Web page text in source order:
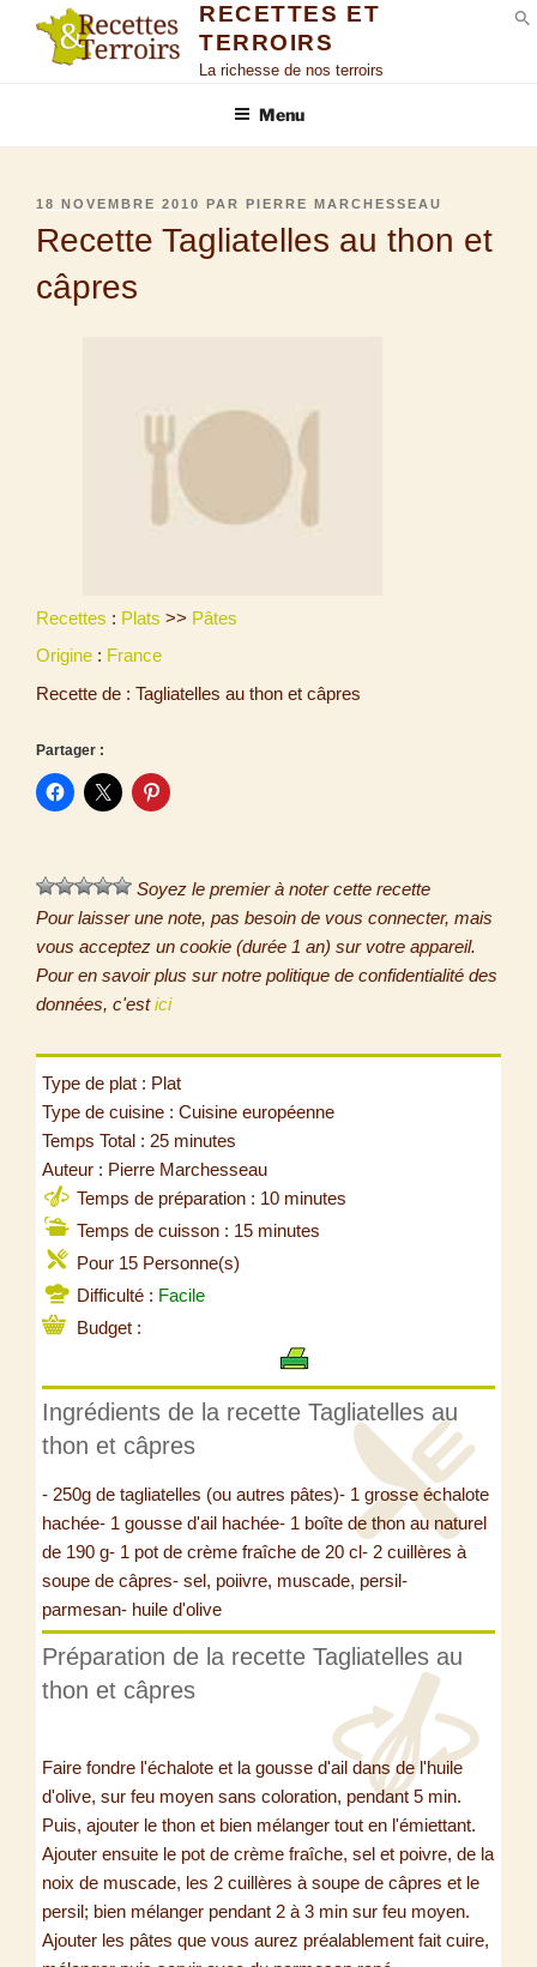
RECETTES ET
TERROIRS
La richesse de nos terroirs
Menu
18 NOVEMBRE 2010 PAR PIERRE MARCHESSEAU
Recette Tagliatelles au thon et
câpres
Recettes : Plats >> Pâtes
Origine : France
Recette de : Tagliatelles au thon et câpres
Partager :
Soyez le premier à noter cette recette
Pour laisser une note, pas besoin de vous connecter, mais
vous acceptez un cookie (durée 1 an) sur votre appareil.
Pour en savoir plus sur notre politique de confidentialité des
données, c'estici
Type de plat : Plat
Type de cuisine : Cuisine européenne
Temps Total : 25 minutes
Auteur : Pierre Marchesseau
Temps de préparation : 10 minutes
Temps de cuisson : 15 minutes
Pour 15 Personne(s)
Difficulté : Facile
Budget :
Ingrédients de la recette Tagliatelles au
thon et câpres
- 250g de tagliatelles (ou autres pâtes)- 1 grosse échalote
hachée- 1 gousse d'ail hachée- 1 boîte de thon au naturel
de 190 g- 1 pot de crème fraîche de 20 cl- 2 cuillères à
soupe de câpres- sel, poiivre, muscade, persil-
parmesan- huile d'olive
Préparation de la recette Tagliatelles au
thon et câpres
Faire fondre l'échalote et la gousse d'ail dans de l'huile
d'olive, sur feu moyen sans coloration, pendant 5 min.
Puis, ajouter le thon et bien mélanger tout en l'émiettant.
Ajouter ensuite le pot de crème fraîche, sel et poivre, de la
noix de muscade, les 2 cuillères à soupe de câpres et le
persil; bien mélanger pendant 2 à 3 min sur feu moyen.
Ajouter les pâtes que vous aurez préalablement fait cuire,